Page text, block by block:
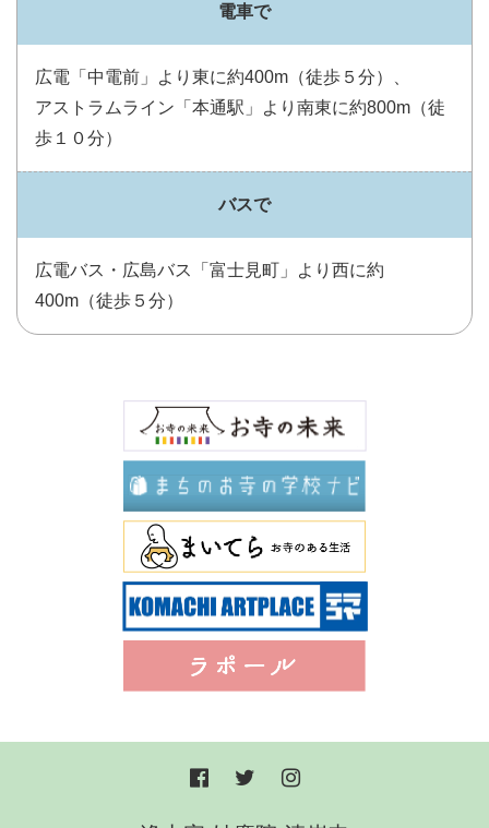
電車で
広電「中電前」より東に約400m（徒歩５分）、
アストラムライン「本通駅」より南東に約800m（徒
歩１０分）
バスで
広電バス・広島バス「富士見町」より西に約
400m（徒歩５分）